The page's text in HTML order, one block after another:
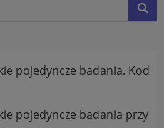
pojedyncze badania. Kod
pojedyncze badania przy